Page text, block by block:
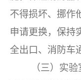
不得损坏、挪作
申请更换，保持
全出口、消防车
（三）实